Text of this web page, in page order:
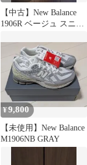
【中古】New Balance
1906R ベージュ スニー
¥9,800
【未使用】New Balance
M1906NB GRAY